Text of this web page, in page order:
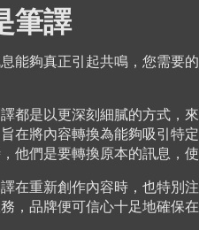
筆譯
能夠真正引起共鳴，您需要
都是以更深刻細膩的方式，
在將內容轉換為能夠吸引特
他們是要轉換原本的訊息，
在重新創作內容時，也特別
，品牌便可信心十足地確保